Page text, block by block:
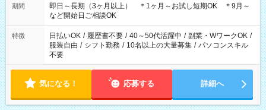
11：00-20：00（実働8ｈ/休憩1ｈ） 12：00-20：00（実働7ｈ/
休憩1ｈ） 12：00-21：00（実働8ｈ/休憩1ｈ） 13：00-22：
00（実働8ｈ/休憩1ｈ） ＊時間帯固定OK
期間
即日～長期（3ヶ月以上） ＊1ヶ月～お試し短期OK ＊9月～
など開始日ご相談OK
特徴 日払いOK / 履歴書不要 / 40～50代活躍中 / 副業・WワークOK /
服装自由 / シフト勤務 / 10名以上の大量募集 / パソコンスキル
不要
気になる！ 応募する 詳細へ